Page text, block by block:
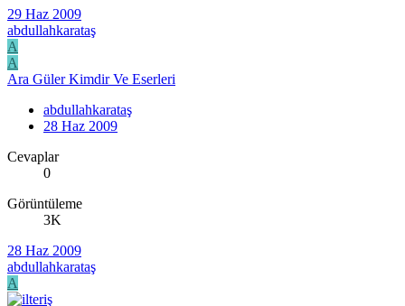
29 Haz 2009
abdullahkarataş
A
A
Ara Güler Kimdir Ve Eserleri
abdullahkarataş
28 Haz 2009
Cevaplar
0
Görüntüleme
3K
28 Haz 2009
abdullahkarataş
A